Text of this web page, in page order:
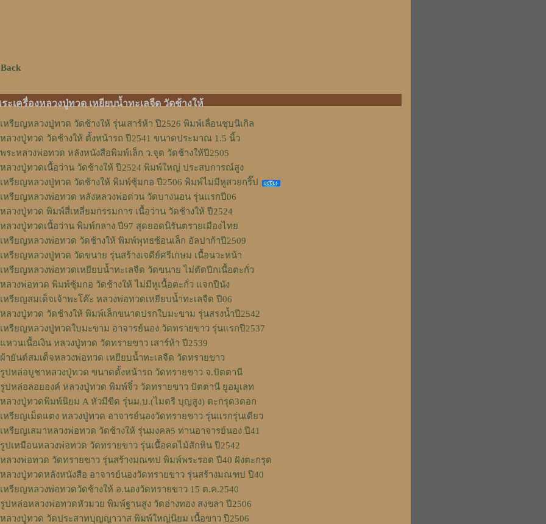
ะเครื่องหลวงปู่ทวด เหยียบน้ำทะเลจืด วัดช้างให้
เหรียญหลวงปู่ทวด วัดช้างให้ รุ่นเสาร์ห้า ปี2526 พิมพ์เลื่อนชุบนิเกิล
หลวงปู่ทวด วัดช้างให้ ตั้งหน้ารถ ปี2541 ขนาดประมาณ 1.5 นิ้ว
พระหลวงพ่อทวด หลังหนังสือพิมพ์เล็ก ว.จุด วัดช้างให้ปี2505
หลวงปู่ทวดเนื้อว่าน วัดช้างให้ ปี2524 พิมพ์ใหญ่ ประสบการณ์สูง
เหรียญหลวงปู่ทวด วัดช้างให้ พิมพ์ซุ้มกอ ปี2506 พิมพ์ไม่มีหูสวยกริ๊ป
เหรียญหลวงพ่อทวด หลังหลวงพ่อด่วน วัดบางนอน รุ่นแรกปี06
หลวงปู่ทวด พิมพ์สี่เหลี่ยมกรรมการ เนื้อว่าน วัดช้างให้ ปี2524
หลวงปู่ทวดเนื้อว่าน พิมพ์กลาง ปี97 สุดยอดนิรันตรายเมืองไทย
เหรียญหลวงพ่อทวด วัดช้างให้ พิมพ์พุทธซ้อนเล็ก อัลปาก้าปี2509
เหรียญหลวงปู่ทวด วัดขนาย รุ่นสร้างเจดีย์ศรีเกษม เนื้อนวะหน้า
เหรียญหลวงพ่อทวดเหยียบน้ำทะเลจืด วัดขนาย ไม่ตัดปีกเนื้อตะกั่ว
หลวงพ่อทวด พิมพ์ซุ้มกอ วัดช้างให้ ไม่มีหูเนื้อตะกั่ว แจกปีนัง
เหรียญสมเด็จเจ้าพะโค๊ะ หลวงพ่อทวดเหยียบน้ำทะเลจืด ปี06
หลวงปู่ทวด วัดช้างให้ พิมพ์เล็กขนาดปรกใบมะขาม รุ่นสรงน้ำปี2542
เหรียญหลวงปู่ทวดใบมะขาม อาจารย์นอง วัดทรายขาว รุ่นแรกปี2537
แหวนเนื้อเงิน หลวงปู่ทวด วัดทรายขาว เสาร์ห้า ปี2539
ผ้ายันต์สมเด็จหลวงพ่อทวด เหยียบน้ำทะเลจืด วัดทรายขาว
รูปหล่อบูชาหลวงปู่ทวด ขนาดตั้งหน้ารถ วัดทรายขาว จ.ปัตตานี
รูปหล่อลอยองค์ หลวงปู่ทวด พิมพ์จิ๋ว วัดทรายขาว ปัตตานี ยูอมูเลท
หลวงปู่ทวดพิมพ์นิยม A หัวมีขีด รุ่นม.บ.(ไมตรี บุญสูง) ตะกรุด3ดอก
เหรียญเม็ดแตง หลวงปู่ทวด อาจารย์นองวัดทรายขาว รุ่นแรกรุ่นเดียว
เหรียญเสมาหลวงพ่อทวด วัดช้างให้ รุ่นมงคล5 ท่านอาจารย์นอง ปี41
รูปเหมือนหลวงพ่อทวด วัดทรายขาว รุ่นเนื้อคดไม้สักหิน ปี2542
หลวงพ่อทวด วัดทรายขาว รุ่นสร้างมณฑป พิมพ์พระรอด ปี40 ฝังตะกรุด
หลวงปู่ทวดหลังหนังสือ อาจารย์นองวัดทรายขาว รุ่นสร้างมณฑป ปี40
เหรียญหลวงพ่อทวดวัดช้างให้ อ.นองวัดทรายขาว 15 ต.ค.2540
รูปหล่อหลวงพ่อทวดหัวมวย พิมพ์ฐานสูง วัดอ่างทอง สงขลา ปี2506
หลวงปู่ทวด วัดประสาทบุญญาวาส พิมพ์ใหญ่นิยม เนื้อขาว ปี2506